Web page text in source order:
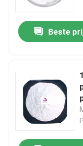
Producten
Video's
Beste